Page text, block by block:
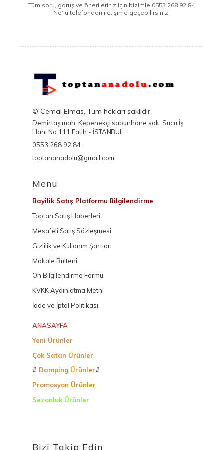
Tüm soru, görüş ve önerileriniz için bizimle 0553 268 92 84
No'lu telefondan iletişime geçebilirsiniz.
© Cemal Elmas, Tüm hakları saklıdır
Demirtaş mah. Kepenekçi sabunhane sok. Sucu İş
Hanı No:111 Fatih - İSTANBUL
0553 268 92 84
toptananadolu@gmail.com
Menu
Bayilik Satış Platformu Bilgilendirme
Toptan Satış Haberleri
Mesafeli Satış Sözleşmesi
Gizlilik ve Kullanım Şartları
Makale Bülteni
Ön Bilgilendirme Formu
KVKK Aydınlatma Metni
İade ve İptal Politikası
ANASAYFA
Yeni Ürünler
Çok Satan Ürünler
# Damping Ürünler#
Promosyon Ürünler
Sezonluk Ürünler
Bizi Takip Edin